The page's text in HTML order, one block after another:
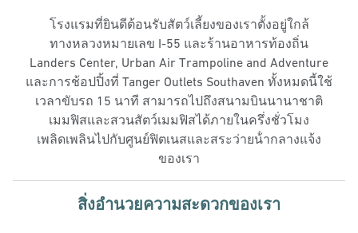
โรงแรมที่ยินดีต้อนรับสัตว์เลี้ยงของเราตั้งอยู่ใกล้
ทางหลวงหมายเลข I-55 และร้านอาหารท้องถิ่น
Landers Center, Urban Air Trampoline and Adventure
และการช้อปปิ้งที่ Tanger Outlets Southaven ทั้งหมดนี้ใช้
เวลาขับรถ 15 นาที สามารถไปถึงสนามบินนานาชาติ
เมมฟิสและสวนสัตว์เมมฟิสได้ภายในครึ่งชั่วโมง
เพลิดเพลินไปกับศูนย์ฟิตเนสและสระว่ายน้ํากลางแจ้ง
ของเรา
สิ่งอํานวยความสะดวกของเรา